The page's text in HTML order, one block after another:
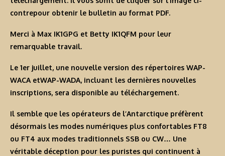
contrepour obtenir le bulletin au format PDF.
Merci à Max IK1GPG et Betty IK1QFM pour leur
remarquable travail.
Le 1er juillet, une nouvelle version des répertoires WAP-
WACA etWAP-WADA, incluant les dernières nouvelles
inscriptions, sera disponible au téléchargement.
Il semble que les opérateurs de l’Antarctique préfèrent
désormais les modes numériques plus confortables FT8
ou FT4 aux modes traditionnels SSB ou CW… Une
véritable déception pour les puristes qui continuent à